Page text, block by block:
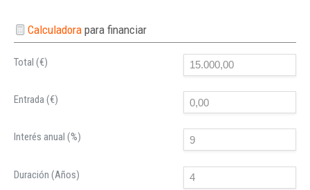
Calculadorapara financiar
Total (€)
Entrada (€)
Interés anual (%)
Duración (Años)